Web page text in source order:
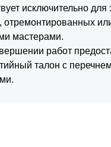
исключительно для
отремонтированных
мастерами.
работ
талон с